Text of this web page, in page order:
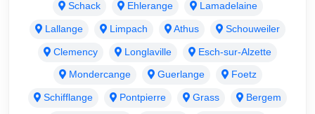
Schack Ehlerange Lamadelaine
Lallange Limpach Athus Schouweiler
Clemency Longlaville Esch-sur-Alzette
Mondercange Guerlange Foetz
Schifflange Pontpierre Grass Bergem